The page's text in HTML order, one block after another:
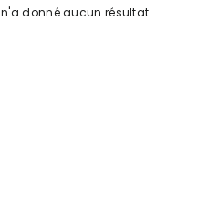
donné aucun résultat.